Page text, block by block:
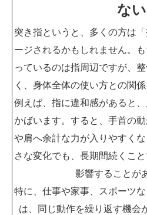
ない
突き指というと、多くの方は
ージされるかもしれません。
っているのは指周辺ですが、
く、身体全体の使い方との関
例えば、指に違和感があると
かばいます。すると、手首の
や肩へ余計な力が入りやすく
さな変化でも、長期間続くこ
影響することが
特に、仕事や家事、スポーツ
は、同じ動作を繰り返す機会